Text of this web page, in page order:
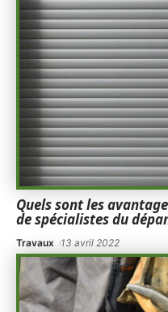
Quels sont les
de spécialistes du
Travaux 13 avril 2022